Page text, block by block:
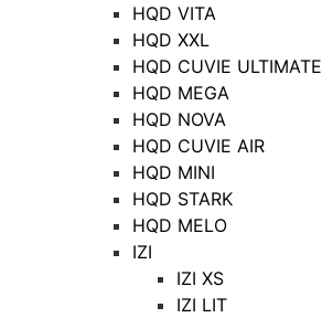
HQD VITA
HQD XXL
HQD CUVIE ULTIMATE
HQD MEGA
HQD NOVA
HQD CUVIE AIR
HQD MINI
HQD STARK
HQD MELO
IZI
IZI XS
IZI LIT